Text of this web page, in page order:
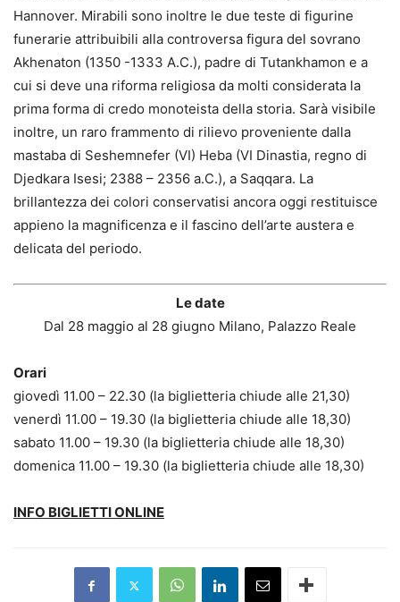
Hannover. Mirabili sono inoltre le due teste di figurine
funerarie attribuibili alla controversa figura del sovrano
Akhenaton (1350 -1333 A.C.), padre di Tutankhamon e a
cui si deve una riforma religiosa da molti considerata la
prima forma di credo monoteista della storia. Sarà visibile
inoltre, un raro frammento di rilievo proveniente dalla
mastaba di Seshemnefer (VI) Heba (VI Dinastia, regno di
Djedkara Isesi; 2388 – 2356 a.C.), a Saqqara. La
brillantezza dei colori conservatisi ancora oggi restituisce
appieno la magnificenza e il fascino dell’arte austera e
delicata del periodo.
Le date
Dal 28 maggio al 28 giugno Milano, Palazzo Reale
Orari
giovedì 11.00 – 22.30 (la biglietteria chiude alle 21,30)
venerdì 11.00 – 19.30 (la biglietteria chiude alle 18,30)
sabato 11.00 – 19.30 (la biglietteria chiude alle 18,30)
domenica 11.00 – 19.30 (la biglietteria chiude alle 18,30)
INFO BIGLIETTI ONLINE